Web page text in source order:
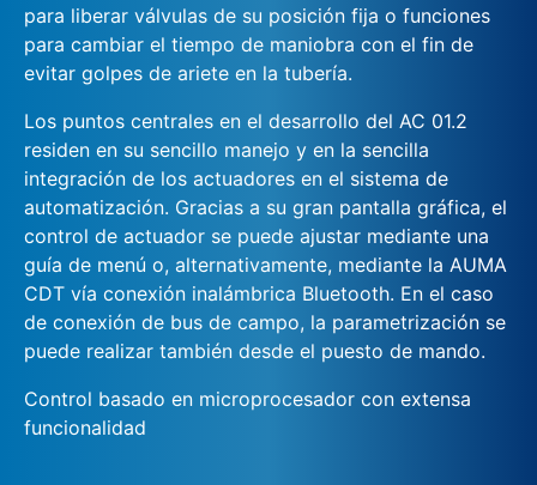
para liberar válvulas de su posición fija o funciones
para cambiar el tiempo de maniobra con el fin de
evitar golpes de ariete en la tubería.
Los puntos centrales en el desarrollo del AC 01.2
residen en su sencillo manejo y en la sencilla
integración de los actuadores en el sistema de
automatización. Gracias a su gran pantalla gráfica, el
control de actuador se puede ajustar mediante una
guía de menú o, alternativamente, mediante la AUMA
CDT vía conexión inalámbrica Bluetooth. En el caso
de conexión de bus de campo, la parametrización se
puede realizar también desde el puesto de mando.
Control basado en microprocesador con extensa
funcionalidad